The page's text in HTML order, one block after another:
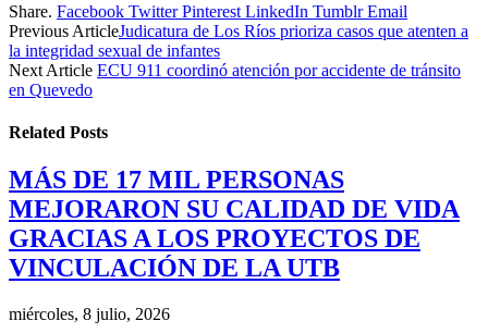
Share. Facebook Twitter Pinterest LinkedIn Tumblr Email
Previous ArticleJudicatura de Los Ríos prioriza casos que atenten a
la integridad sexual de infantes
Next Article ECU 911 coordinó atención por accidente de tránsito
en Quevedo
Related Posts
MÁS DE 17 MIL PERSONAS
MEJORARON SU CALIDAD DE VIDA
GRACIAS A LOS PROYECTOS DE
VINCULACIÓN DE LA UTB
miércoles, 8 julio, 2026